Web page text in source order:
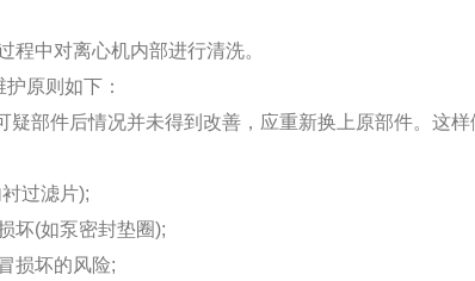
程中对离心机内部进行清洗。
原则如下：
疑部件后情况并未得到改善，应重新换上原部件。这
过滤片);
坏(如泵密封垫圈);
损坏的风险;